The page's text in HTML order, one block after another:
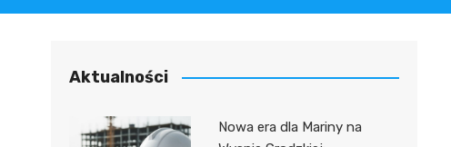
Aktualności
Nowa era dla Mariny na